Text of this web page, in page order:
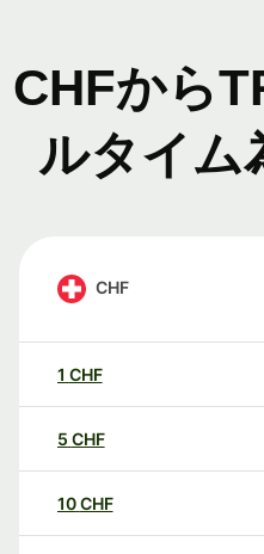
CHFから
ルタイム
CHF
1 CHF
5 CHF
10CHF